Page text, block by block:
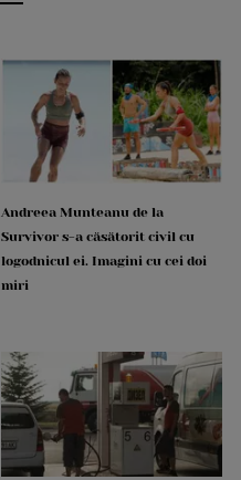
Andreea Munteanu de la
Survivor s-a căsătorit civil cu
logodnicul ei. Imagini cu cei doi
miri